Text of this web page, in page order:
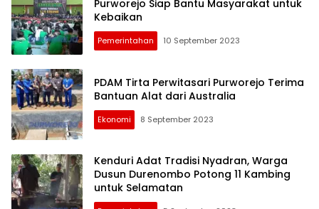
Purworejo Siap Bantu Masyarakat untuk
Kebaikan
Pemerintahan 10 September 2023
PDAM Tirta Perwitasari Purworejo Terima
Bantuan Alat dari Australia
Ekonomi 8 September 2023
Kenduri Adat Tradisi Nyadran, Warga
Dusun Durenombo Potong 11 Kambing
untuk Selamatan